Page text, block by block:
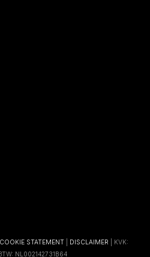
COOKIE STATEMENT DISCLAIMER | KVK:
NL002142731B64